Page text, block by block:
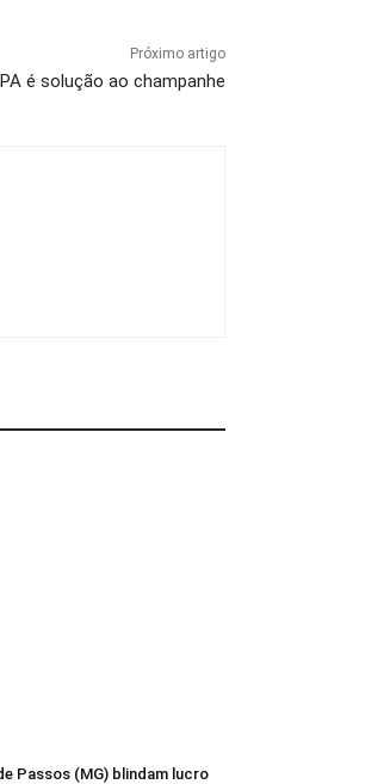
Próximo artigo
é solução ao champanhe
Passos (MG) blindam lucro